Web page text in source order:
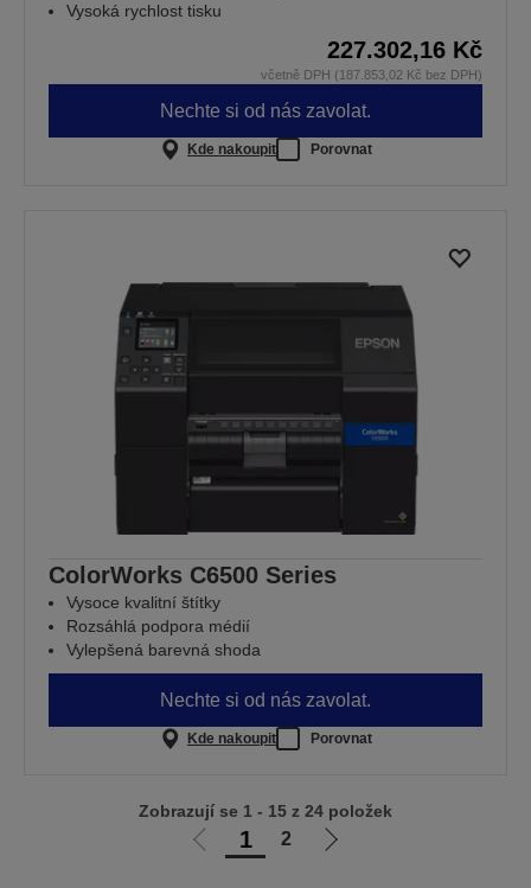
Vysoká rychlost tisku
227.302,16 Kč
včetně DPH (187.853,02 Kč bez DPH)
Nechte si od nás zavolat.
Kde nakoupit Porovnat
ColorWorks C6500 Series
Vysoce kvalitní štítky
Rozsáhlá podpora médií
Vylepšená barevná shoda
Nechte si od nás zavolat.
Kde nakoupit Porovnat
Jít
1 2
Jít
Zobrazují se 1 - 15 z 24 položek